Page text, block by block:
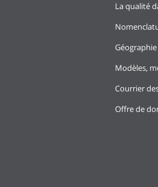
La qualité
Modèles,
Courrier
Offre de